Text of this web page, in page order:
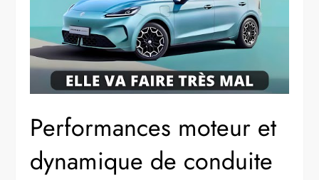
Performances moteur et
dynamique de conduite